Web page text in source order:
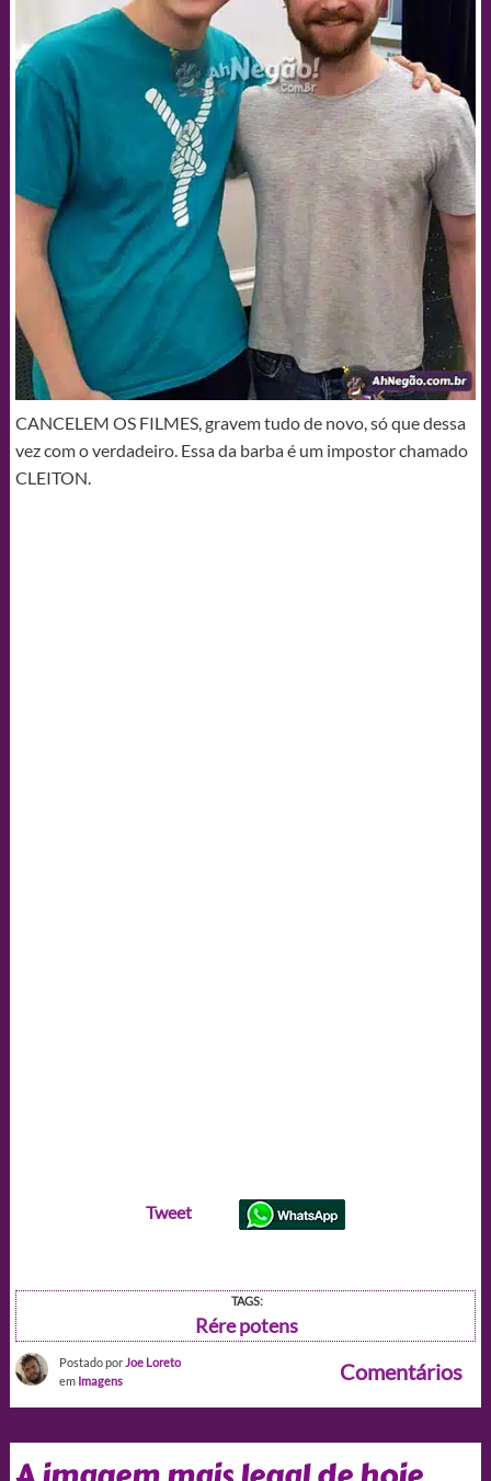
CANCELEM OS FILMES, gravem tudo de novo, só que dessa
vez com o verdadeiro. Essa da barba é um impostor chamado
CLEITON.
Tweet
TAGS:
Rére potens
Postado por Joe Loreto
em Imagens Comentários